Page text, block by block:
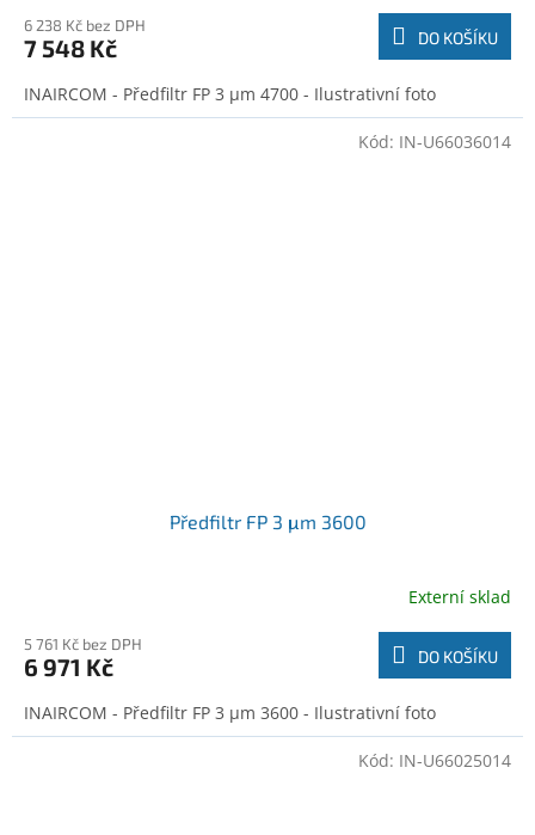
6 238 Kč bez DPH
7 548 Kč DO KOŠÍKU
INAIRCOM - Předfiltr FP 3 μm 4700 - Ilustrativní foto
Předfiltr FP 3 μm 3600
Externí sklad
5 761 Kč bez DPH
6 971 Kč DO KOŠÍKU
INAIRCOM - Předfiltr FP 3 μm 3600 - Ilustrativní foto
Kód: IN-U66036014
Kód: IN-U66025014